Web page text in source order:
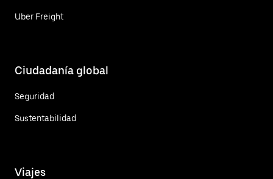
Uber Freight
Ciudadanía global
Seguridad
Sustentabilidad
Viajes